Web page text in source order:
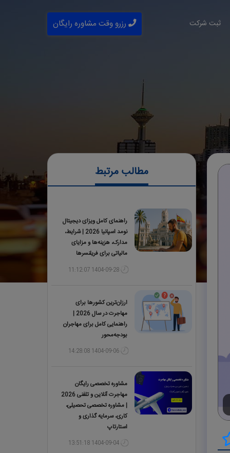
ثبت شرکت رزرو وقت مشاوره رایگان
مطالب مرتبط
راهنمای کامل ویزای دیجیتال
نومد اسپانیا 2026 | شرایط،
مدارک، هزینه‌ها و مزایای
مالیاتی برای فریلنسرها
1404-09-28 11:12:07
ارزان‌ترین کشورها برای
مهاجرت در سال 2026 |
راهنمایی کامل برای مهاجران
بودجه‌محور
1404-09-06 14:28:08
مشاوره تخصصی رایگان
مهاجرت آنلاین و تلفنی 2026
| مشاوره تخصصی تحصیلی،
کاری، سرمایه گذاری و
استارتاپ
1404-09-04 13:51:18